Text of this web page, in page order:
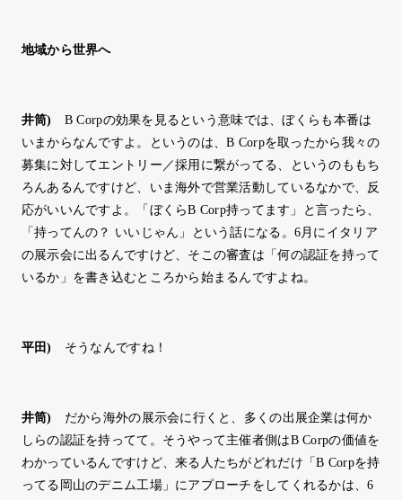
地域から世界へ
井筒)
B Corpの効果を見るという意味では、ぼくらも本番は
いまからなんですよ。というのは、B Corpを取ったから我々の
募集に対してエントリー／採用に繋がってる、というのももち
ろんあるんですけど、いま海外で営業活動しているなかで、反
応がいいんですよ。「ぼくらB Corp持ってます」と言ったら、
「持ってんの？ いいじゃん」という話になる。6月にイタリア
の展示会に出るんですけど、そこの審査は「何の認証を持って
いるか」を書き込むところから始まるんですよね。
平田) そうなんですね！
井筒)
だから海外の展示会に行くと、多くの出展企業は何か
しらの認証を持ってて。そうやって主催者側はB Corpの価値を
わかっているんですけど、来る人たちがどれだけ「B Corpを持
ってる岡山のデニム工場」にアプローチをしてくれるかは、6